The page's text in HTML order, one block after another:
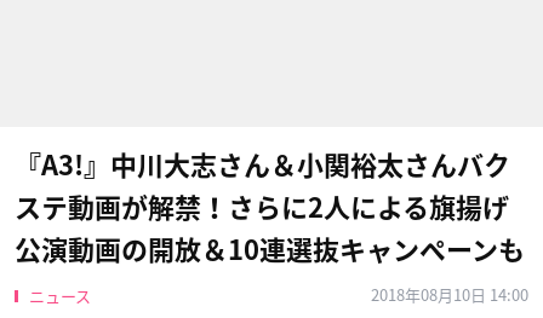
『A3!』中川大志さん＆小関裕太さんバク
ステ動画が解禁！さらに2人による旗揚げ
公演動画の開放＆10連選抜キャンペーンも
ニュース
2018年08月10日 14:00